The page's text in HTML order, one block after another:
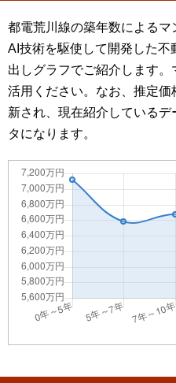
都電荒川線の築年数による
AI技術を駆使して開発した
出しグラフでご紹介します
活用ください。なお、推定
新され、現在紹介している
タになります。